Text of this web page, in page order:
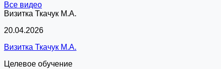
Все видео
Визитка Ткачук М.А.
20.04.2026
Визитка Ткачук М.А.
Целевое обучение